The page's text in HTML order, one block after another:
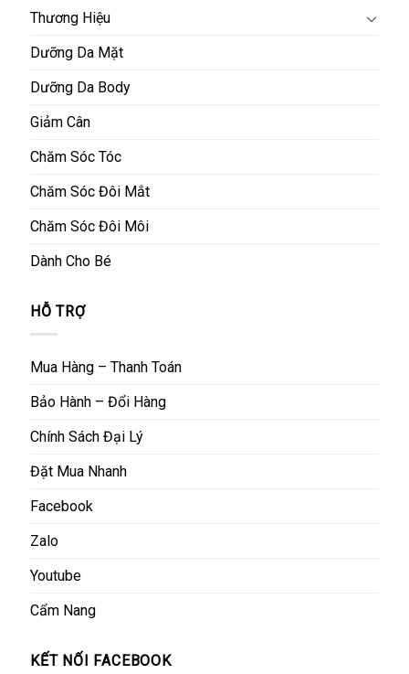
Thương Hiệu
Dưỡng Da Mặt
Dưỡng Da Body
Giảm Cân
Chăm Sóc Tóc
Chăm Sóc Đôi Mắt
Chăm Sóc Đôi Môi
Dành Cho Bé
HỖ TRỢ
Mua Hàng – Thanh Toán
Bảo Hành – Đổi Hàng
Chính Sách Đại Lý
Đặt Mua Nhanh
Facebook
Zalo
Youtube
Cẩm Nang
KẾT NỐI FACEBOOK